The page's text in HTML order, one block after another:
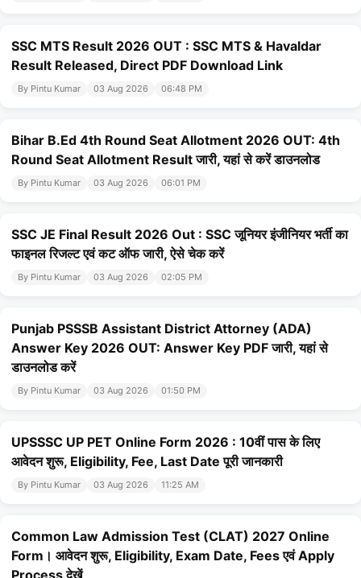
SSC MTS Result 2026 OUT : SSC MTS & Havaldar
Result Released, Direct PDF Download Link
By Pintu Kumar 03 Aug 2026 06:48 PM
Bihar B.Ed 4th Round Seat Allotment 2026 OUT: 4th
Round Seat Allotment Result जारी, यहां से करें डाउनलोड
By Pintu Kumar 03 Aug 2026 06:01 PM
SSC JE Final Result 2026 Out : SSC जूनियर इंजीनियर भर्ती का
फाइनल रिजल्ट एवं कट ऑफ जारी, ऐसे चेक करें
By Pintu Kumar 03 Aug 2026 02:05 PM
Punjab PSSSB Assistant District Attorney (ADA)
Answer Key 2026 OUT: Answer Key PDF जारी, यहां से
डाउनलोड करें
By Pintu Kumar 03 Aug 2026 01:50 PM
UPSSSC UP PET Online Form 2026 : 10वीं पास के लिए
आवेदन शुरू, Eligibility, Fee, Last Date पूरी जानकारी
By Pintu Kumar 03 Aug 2026 11:25 AM
Common Law Admission Test (CLAT) 2027 Online
Form। आवेदन शुरू, Eligibility, Exam Date, Fees एवं Apply